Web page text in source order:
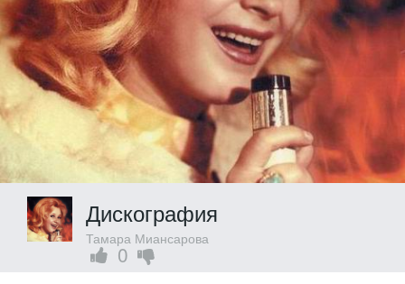
Дискография
Тамара Миансарова
0